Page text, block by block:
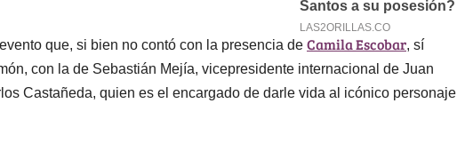
que, si bien no contó con la presencia de Camila Escobar, sí
con la de Sebastián Mejía, vicepresidente internacional de Juan
Castañeda, quien es el encargado de darle vida al icónico personaje